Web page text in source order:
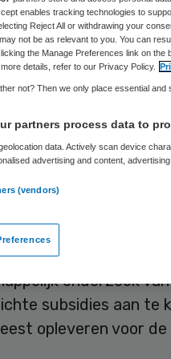
Skipr Redactie 1
Vereniging
2 november haar
agenderen de
uit het vakgebied
hoopt met de
onderzoek
subsidies aan te
opleveren voor
enables tracking technologies to
Reject All or withdrawing your
not be as relevant to you. You can
the Manage Preferences link on the
details, refer to our Privacy Policy.
not? Then we only place essential
partners process data to
data. Actively scan device
advertising and content,
(vendors)